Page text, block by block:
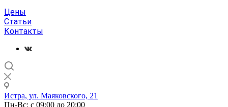
Цены
Статьи
Контакты
Истра, ул. Маяковского, 21
Пн-Вс: с 09:00 до 20:00